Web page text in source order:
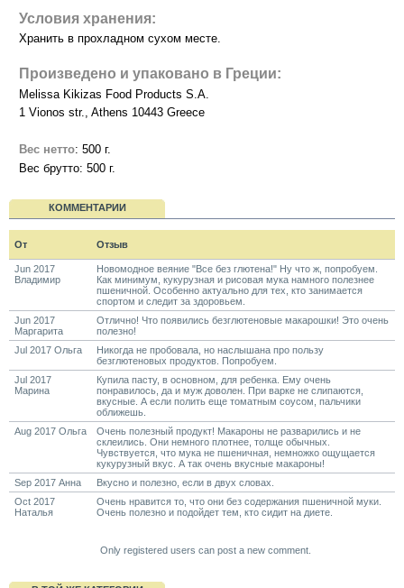
Условия хранения:
Хранить в прохладном сухом месте.
Произведено и упаковано в Греции:
Melissa Kikizas Food Products S.A.
1 Vionos str., Athens 10443 Greece
Вес нетто: 500 г.
Вес брутто: 500 г.
КОММЕНТАРИИ
От Отзыв
Jun 2017
Владимир
Новомодное веяние "Все без глютена!" Ну что ж, попробуем.
Как минимум, кукурузная и рисовая мука намного полезнее
пшеничной. Особенно актуально для тех, кто занимается
спортом и следит за здоровьем.
Jun 2017
Маргарита
Отлично! Что появились безглютеновые макарошки! Это очень
полезно!
Jul 2017 Ольга
Никогда не пробовала, но наслышана про пользу
безглютеновых продуктов. Попробуем.
Jul 2017
Марина
Купила пасту, в основном, для ребенка. Ему очень
понравилось, да и муж доволен. При варке не слипаются,
вкусные. А если полить еще томатным соусом, пальчики
оближешь.
Aug 2017 Ольга
Очень полезный продукт! Макароны не разварились и не
склеились. Они немного плотнее, толще обычных.
Чувствуется, что мука не пшеничная, немножко ощущается
кукурузный вкус. А так очень вкусные макароны!
Sep 2017 Анна
Вкусно и полезно, если в двух словах.
Oct 2017
Наталья
Очень нравится то, что они без содержания пшеничной муки.
Очень полезно и подойдет тем, кто сидит на диете.
Only registered users can post a new comment.